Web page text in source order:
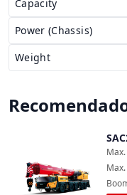
Capacity
Power (Chassis)
Weight